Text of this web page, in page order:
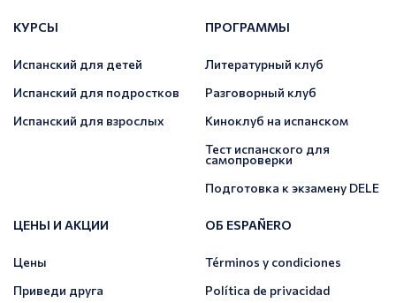
КУРСЫ
Испанский для детей
Испанский для подростков
Испанский для взрослых
ПРОГРАММЫ
Литературный клуб
Разговорный клуб
Киноклуб на испанском
Тест испанского для
самопроверки
Подготовка к экзамену DELE
ЦЕНЫ И АКЦИИ
Цены
Приведи друга
ОБ ESPAÑERO
Términos y condiciones
Política de privacidad